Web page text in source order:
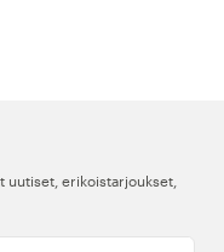
uutiset, erikoistarjoukset,